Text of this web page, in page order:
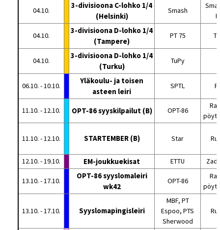
04.10.
3-divisioona C-lohko 1/4
(Helsinki)
Smash
04.10.
3-divisioona D-lohko 1/4
(Tampere)
PT 75
04.10.
3-divisioona D-lohko 1/4
(Turku)
TuPy
06.10. - 10.10.
Yläkoulu- ja toisen
asteen leiri
SPTL
11.10. - 12.10. OPT-86 syyskilpailut (B) OPT-86
11.10. - 12.10. STARTEMBER (B) Star
12.10. - 19.10. EM-joukkuekisat ETTU
13.10. - 17.10.
OPT-86 syyslomaleiri
wk42
OPT-86
13.10. - 17.10. Syyslomapingisleiri
MBF, PT
Espoo, PTS
Sherwood